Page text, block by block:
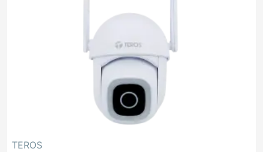
TEROS